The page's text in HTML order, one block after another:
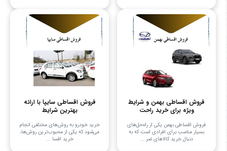
فروش اقساطی بهمن و شرایط
ویژه برای خرید راحت
فروش اقساطی بهمن یکی از راه‌حل‌های
بسیار مناسب برای افرادی است که به
دنبال خرید کالاهای ضر ...
فروش اقساطی سایپا با ارائه
بهترین شرایط
خرید خودرو به روش‌های مختلفی انجام
می‌شود که یکی از محبوب‌ترین روش‌ها،
خرید اقسا ...